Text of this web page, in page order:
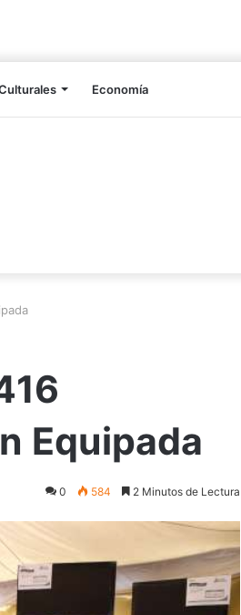
Economía
Equipada
0 584 2 Minutos de Lectura